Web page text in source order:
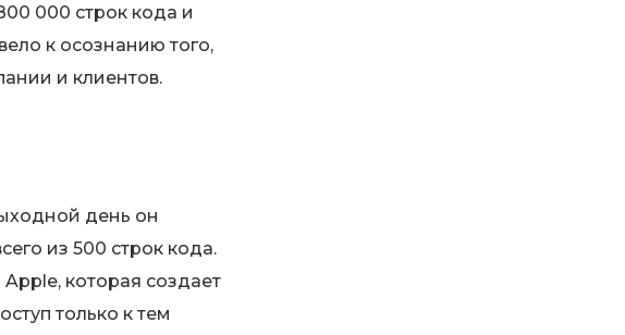
000 строк кода и
к осознанию того,
и клиентов.
день он
из 500 строк кода.
которая создает
только к тем